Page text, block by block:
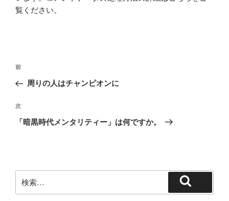
覧ください。
投
ナ
ビ
ゲ
ン
前
の
稿
前
周りの人はチャンピオンに
次
の
次
「暗黒時代メンタリティー」は何ですか。
索:
索